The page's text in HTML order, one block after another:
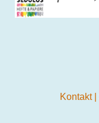
Kontakt